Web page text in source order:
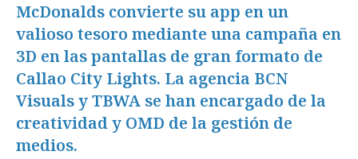
McDonalds convierte su app en un
valioso tesoro mediante una campaña en
3D en las pantallas de gran formato de
Callao City Lights. La agencia BCN
Visuals y TBWA se han encargado de la
creatividad y OMD de la gestión de
medios.